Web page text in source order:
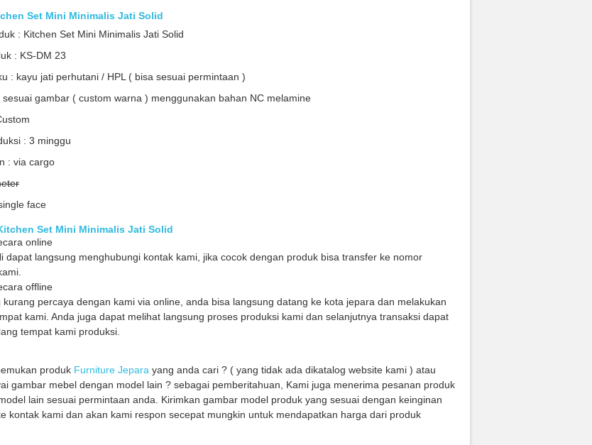
Set Mini Minimalis Jati Solid
: Kitchen Set Mini Minimalis Jati Solid
: KS-DM 23
: kayu jati perhutani / HPL ( bisa sesuai permintaan )
sesuai gambar ( custom warna ) menggunakan bahan NC melamine
: 3 minggu
: via cargo
face
Set Mini Minimalis Jati Solid
online
dapat langsung menghubungi kontak kami, jika cocok dengan produk bisa transfer ke nomor
offline
kurang percaya dengan kami via online, anda bisa langsung datang ke kota jepara dan melakukan
kami. Anda juga dapat melihat langsung proses produksi kami dan selanjutnya transaksi dapat
tempat kami produksi.
produk Furniture Jepara yang anda cari ? ( yang tidak ada dikatalog website kami ) atau
gambar mebel dengan model lain ? sebagai pemberitahuan, Kami juga menerima pesanan produk
lain sesuai permintaan anda. Kirimkan gambar model produk yang sesuai dengan keinginan
kontak kami dan akan kami respon secepat mungkin untuk mendapatkan harga dari produk